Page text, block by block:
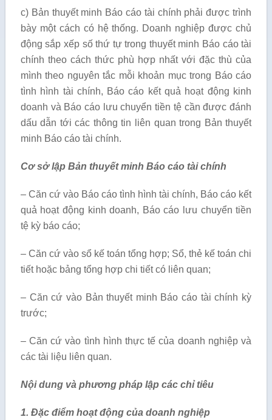
c) Bản thuyết minh Báo cáo tài chính phải được trình
bày một cách có hệ thống. Doanh nghiệp được chủ
động sắp xếp số thứ tự trong thuyết minh Báo cáo tài
chính theo cách thức phù hợp nhất với đặc thù của
mình theo nguyên tắc mỗi khoản mục trong Báo cáo
tình hình tài chính, Báo cáo kết quả hoạt động kinh
doanh và Báo cáo lưu chuyển tiền tệ cần được đánh
dấu dẫn tới các thông tin liên quan trong Bản thuyết
minh Báo cáo tài chính.
Cơ sở lập Bản thuyết minh Báo cáo tài chính
– Căn cứ vào Báo cáo tình hình tài chính, Báo cáo kết
quả hoạt động kinh doanh, Báo cáo lưu chuyển tiền
tệ kỳ báo cáo;
– Căn cứ vào sổ kế toán tổng hợp; Sổ, thẻ kế toán chi
tiết hoặc bảng tổng hợp chi tiết có liên quan;
– Căn cứ vào Bản thuyết minh Báo cáo tài chính kỳ
trước;
– Căn cứ vào tình hình thực tế của doanh nghiệp và
các tài liệu liên quan.
Nội dung và phương pháp lập các chỉ tiêu
1. Đặc điểm hoạt động của doanh nghiệp